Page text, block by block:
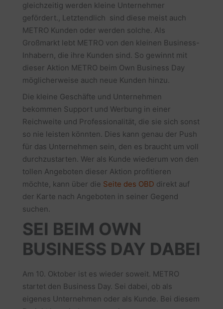
gleichzeitig werden kleine Unternehmer
gefördert., Letztendlich sind diese meist auch
METRO Kunden oder werden solche. Als
Großmarkt lebt METRO von den kleinen Business-
Inhabern, die ihre Kunden sind. So gewinnt mit
dieser Aktion METRO beim Own Business Day
möglicherweise auch neue Kunden hinzu.
Die kleine Geschäfte und Unternehmen
bekommen Support und Werbung in einer
Reichweite und Professionalität, die sie sich sonst
so nie leisten könnten. Dies kann genau der Push
für das Unternehmen sein, den es braucht um voll
durchzustarten. Wer als Kunde wiederum von den
tollen Angeboten dieser Aktion profitieren
möchte, kann über die Seite des OBD direkt auf
der Karte nach Angeboten in seiner Gegend
suchen.
SEI BEIM OWN
BUSINESS DAY DABEI
Am 10. Oktober ist es wieder soweit. METRO
startet den Business Day. Sei dabei, ob als
eigenes Unternehmen oder als Kunde. Bei diesem